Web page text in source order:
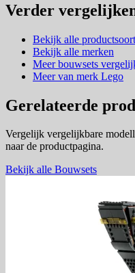
Verder
Bekijk alle
Bekijk alle merken
Meer bouwsets
Meer van merk Lego
Gerelateerde
Vergelijk vergelijkbare
naar de productpagina.
Bekijk alle Bouwsets